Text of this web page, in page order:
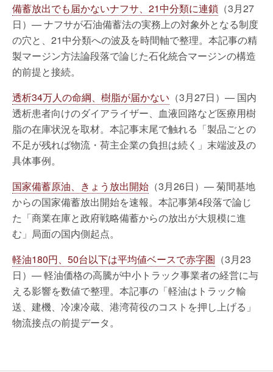
備蓄放出でも届かないナフサ、21中分類に連鎖 （3月27
日）— ナフサが石油備蓄法の実務上の対象外となる制度
の穴と、21中分類への波及を時間軸で整理。本記事の精
製マージン方法論段落で論じた石化統合マージンの構造
的前提と接続。
透析34万人の命綱、樹脂が届かない （3月27日）— 国内
透析患者向けのダイアライザー、血液回路など医療用樹
脂の在庫状況を取材。本記事末尾で触れる「製品ごとの
不足が残れば物流・荷主企業の負担は続く」末端波及の
具体事例。
国家備蓄原油、きょう放出開始 （3月26日）— 菊間基地
からの国家備蓄放出開始を速報。本記事第4段落で論じ
た「商業在庫と政府戦略備蓄からの放出が大規模に進
む」局面の国内側起点。
軽油180円、50台以下は平均値ベースで赤字圏 （3月23
日）— 軽油価格の高騰が中小トラック事業者の経営に与
える影響を数値で整理。本記事の「軽油はトラック輸
送、建機、冷凍冷蔵、港湾荷役のコストを押し上げる」
物流接点の前提データ。